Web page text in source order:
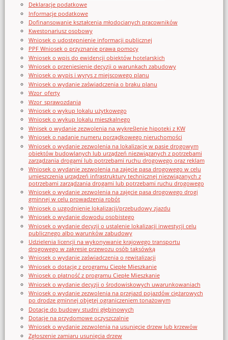
Deklaracje podatkowe
Informacje podatkowe
Dofinansowanie kształcenia młodocianych pracowników
Kwestonariusz osobowy
Wniosek o udostępnienie informacji publicznej
PPF Wniosek o przyznanie prawa pomocy
Wniosek o wpis do ewidencji obiektów hotelarskich
Wniosek o przeniesienie decyzji o warunkach zabudowy
Wniosek o wypis i wyrys z miejscowego planu
Wniosek o wydanie zaświadczenia o braku planu
Wzor_oferty
Wzor_sprawozdania
Wniosek o wykup lokalu użytkowego
Wniosek o wykup lokalu mieszkalnego
Wnisek o wydanie zezwolenia na wykreślenie hipoteki z KW
Wniosek o nadanie numeru porządkowego nieruchomości
Wniosek o wydanie zezwolenia na lokalizację w pasie drogowym
obiektów budowlanych lub urządzeń niezwiązanych z potrzebami
zarządzania drogami lub potrzebami ruchu drogowego oraz reklam
Wniosek o wydanie zezwolenia na zajęcie pasa drogowego w celu
umieszczenia urządzeń infrastruktury technicznej niezwiązanych z
potrzebami zarządzania drogami lub potrzebami ruchu drogowego
Wniosek o wydanie zezwolenia na zajęcie pasa drogowego drogi
gminnej w celu prowadzenia robót
Wniosek o uzgodnienie lokalizacji/przebudowy zjazdu
Wniosek o wydanie dowodu osobistego
Wniosek o wydanie decyzji o ustalenie lokalizacji inwestycji celu
publicznego albo warunków zabudowy
Udzielenia licencji na wykonywanie krajowego transportu
drogowego w zakresie przewozu osób taksówką
Wniosek o wydanie zaświadczenia o rewitalizacji
Wniosek o dotację z programu Ciepłe Mieszkanie
Wniosek o płatność z programu Ciepłe Mieszkanie
Wniosek o wydanie decyzji o środowiskowych uwarunkowaniach
Wniosek o wydanie zezwolenia na przejazd pojazdów ciężarowych
po drodze gminnej objętej ograniczeniem tonażowym
Dotacje do budowy studni głębinowych
Dotacje na przydomowe oczyszczalnie
Wniosek o wydanie zezwolenia na usunięcie drzew lub krzewów
Zgłoszenie zamiaru usunięcia drzew